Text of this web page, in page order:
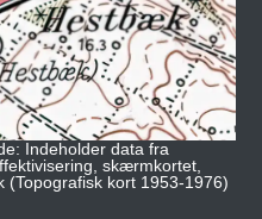
Indeholder data fra
skærmkortet,
(Topografisk kort 1953-1976)